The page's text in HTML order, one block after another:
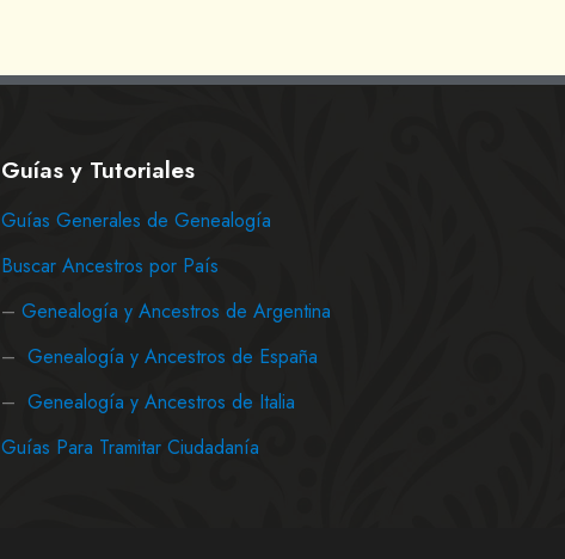
Guías y Tutoriales
Guías Generales de Genealogía
Buscar Ancestros por País
– Genealogía y Ancestros de Argentina
– Genealogía y Ancestros de España
– Genealogía y Ancestros de Italia
Guías Para Tramitar Ciudadanía